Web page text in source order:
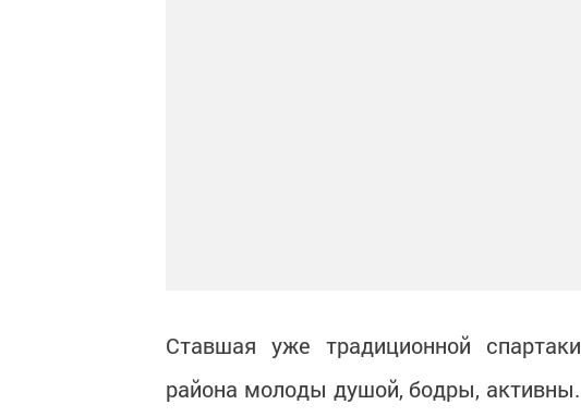
Ставшая уже традиционной
района молоды душой, бодры,